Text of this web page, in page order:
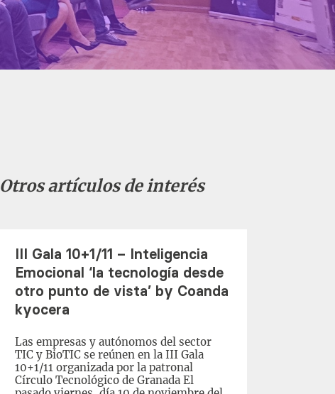
Otros artículos de interés
III Gala 10+1/11 – Inteligencia
Emocional ‘la tecnología desde
otro punto de vista’ by Coanda
kyocera
Las empresas y autónomos del sector
TIC y BioTIC se reúnen en la III Gala
10+1/11 organizada por la patronal
Círculo Tecnológico de Granada El